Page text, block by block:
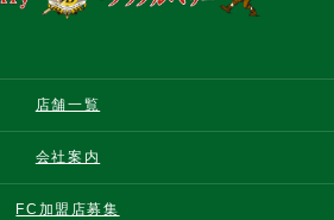
店舗一覧
会社案内
FC加盟店募集